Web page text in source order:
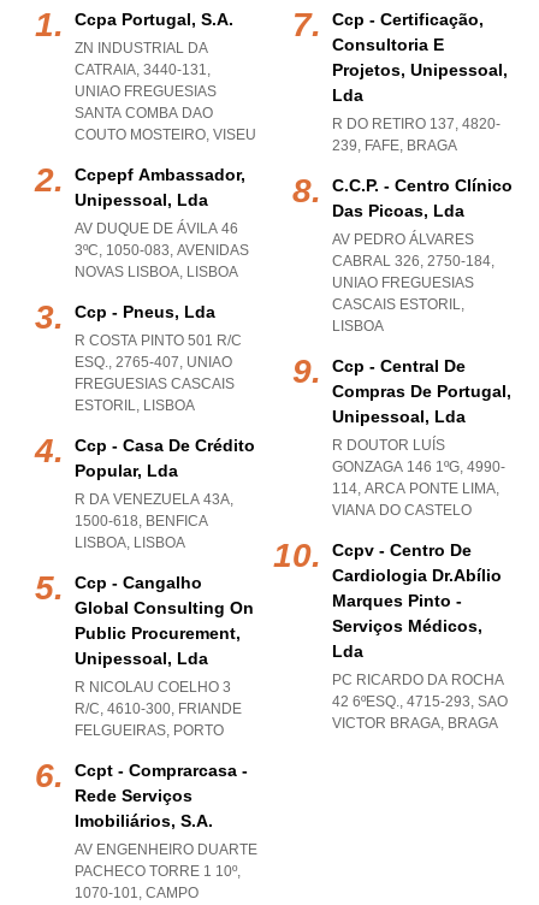
Ccpa Portugal, S.a.
ZN INDUSTRIAL DA
CATRAIA, 3440-131,
UNIAO FREGUESIAS
SANTA COMBA DAO
COUTO MOSTEIRO, VISEU
Ccpepf Ambassador,
Unipessoal, Lda
AV DUQUE DE ÁVILA 46
3ºC, 1050-083, AVENIDAS
NOVAS LISBOA, LISBOA
Ccp - Pneus, Lda
R COSTA PINTO 501 R/C
ESQ., 2765-407, UNIAO
FREGUESIAS CASCAIS
ESTORIL, LISBOA
Ccp - Casa De Crédito
Popular, Lda
R DA VENEZUELA 43A,
1500-618, BENFICA
LISBOA, LISBOA
Ccp - Cangalho
Global Consulting On
Public Procurement,
Unipessoal, Lda
R NICOLAU COELHO 3
R/C, 4610-300, FRIANDE
FELGUEIRAS, PORTO
Ccpt - Comprarcasa -
Rede Serviços
Imobiliários, S.a.
AV ENGENHEIRO DUARTE
PACHECO TORRE 1 10º,
1070-101, CAMPO
Ccp - Certificação,
Consultoria E
Projetos, Unipessoal,
Lda
R DO RETIRO 137, 4820-
239, FAFE, BRAGA
C.c.p. - Centro Clínico
Das Picoas, Lda
AV PEDRO ÁLVARES
CABRAL 326, 2750-184,
UNIAO FREGUESIAS
CASCAIS ESTORIL,
LISBOA
Ccp - Central De
Compras De Portugal,
Unipessoal, Lda
R DOUTOR LUÍS
GONZAGA 146 1ºG, 4990-
114, ARCA PONTE LIMA,
VIANA DO CASTELO
Ccpv - Centro De
Cardiologia Dr.abílio
Marques Pinto -
Serviços Médicos,
Lda
PC RICARDO DA ROCHA
42 6ºESQ., 4715-293, SAO
VICTOR BRAGA, BRAGA